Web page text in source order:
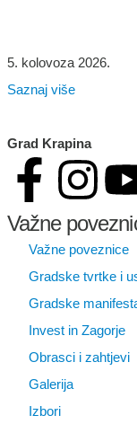
5. kolovoza 2026.
Saznaj više
Grad Krapina
Važne
Važne poveznice
Gradske tvrtke i
Gradske
Invest in Zagorje
Obrasci i zahtjevi
Galerija
Izbori